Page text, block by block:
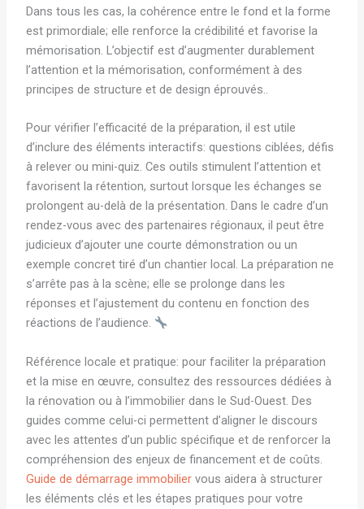
Dans tous les cas, la cohérence entre le fond et la forme
est primordiale; elle renforce la crédibilité et favorise la
mémorisation. L’objectif est d’augmenter durablement
l’attention et la mémorisation, conformément à des
principes de structure et de design éprouvés..
Pour vérifier l’efficacité de la préparation, il est utile
d’inclure des éléments interactifs: questions ciblées, défis
à relever ou mini-quiz. Ces outils stimulent l’attention et
favorisent la rétention, surtout lorsque les échanges se
prolongent au-delà de la présentation. Dans le cadre d’un
rendez-vous avec des partenaires régionaux, il peut être
judicieux d’ajouter une courte démonstration ou un
exemple concret tiré d’un chantier local. La préparation ne
s’arrête pas à la scène; elle se prolonge dans les
réponses et l’ajustement du contenu en fonction des
réactions de l’audience.
Référence locale et pratique: pour faciliter la préparation
et la mise en œuvre, consultez des ressources dédiées à
la rénovation ou à l’immobilier dans le Sud-Ouest. Des
guides comme celui-ci permettent d’aligner le discours
avec les attentes d’un public spécifique et de renforcer la
compréhension des enjeux de financement et de coûts.
Guide de démarrage immobiliervous aidera à structurer
les éléments clés et les étapes pratiques pour votre